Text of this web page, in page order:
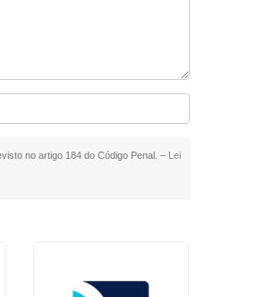
no artigo 184 do Código Penal. – Lei